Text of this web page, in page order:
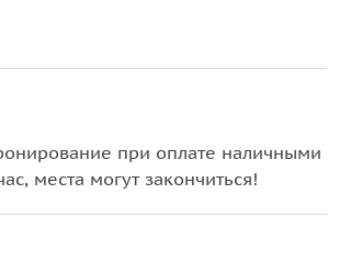
при оплате наличными
места могут закончиться!